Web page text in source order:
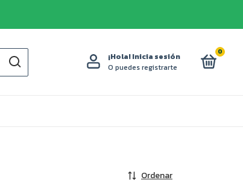
¡Hola!Inicia sesión
O puedes registrarte
0
Ordenar